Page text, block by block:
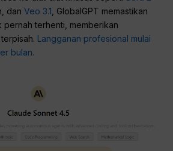
danVeo 3.1 , GlobalGPT memastikan
pernah terhenti, memberikan
Langganan profesional mulai
bulan.